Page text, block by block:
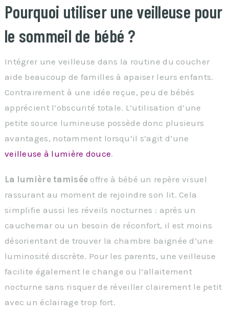
Pourquoi utiliser une veilleuse pour
le sommeil de bébé ?
Intégrer une veilleuse dans la routine du coucher
aide beaucoup de familles à apaiser leurs enfants.
Contrairement à une idée reçue, peu de bébés
apprécient l’obscurité totale. L’utilisation d’une
petite source lumineuse possède donc plusieurs
avantages, notamment lorsqu’il s’agit d’une
veilleuse à lumière douce.
La lumière tamisée offre à bébé un repère visuel
rassurant au moment de rejoindre son lit. Cela
simplifie aussi les réveils nocturnes : après un
cauchemar ou un besoin de réconfort, il est moins
désorientant de trouver la chambre baignée d’une
luminosité discrète. Pour les parents, une veilleuse
facilite également le change ou l’allaitement
nocturne sans risquer de réveiller clairement le petit
avec un éclairage trop fort.